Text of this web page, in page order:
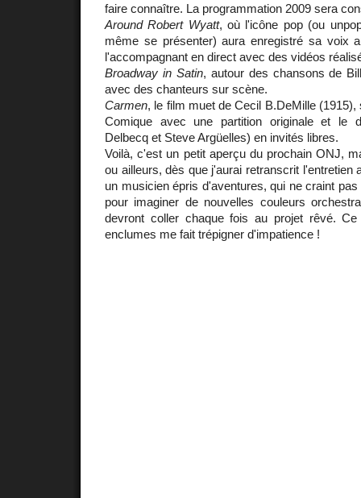
faire connaître. La programmation 2009 sera
Around Robert Wyatt, où l'icône pop (ou
même se présenter) aura enregistré sa voix
l'accompagnant en direct avec des vidéos
Broadway in Satin, autour des chansons de
avec des chanteurs sur scène.
Carmen, le film muet de Cecil B.DeMille
Comique avec une partition originale et le
Delbecq et Steve Argüelles) en invités libres.
Voilà, c'est un petit aperçu du prochain ONJ,
ou ailleurs, dès que j'aurai retranscrit l'entretien
un musicien épris d'aventures, qui ne craint
pour imaginer de nouvelles couleurs
devront coller chaque fois au projet rêvé.
enclumes me fait trépigner d'impatience !